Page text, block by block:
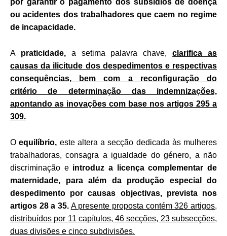
por garantir o pagamento dos subsídios de doença
ou acidentes dos trabalhadores que caem no regime
de incapacidade.
A praticidade, a setima palavra chave,clarifica as
causas da ilicitude dos despedimentos e respectivas
consequências, bem com a reconfiguração do
critério de determinação das indemnizações,
apontando as inovações com base nos artigos 295 a
309.
Oequilíbrio, este altera a secção dedicada às mulheres
trabalhadoras, consagra a igualdade do género, a não
discriminação e introduz a licença complementar de
maternidade, para além da produção especial do
despedimento por causas objectivas, prevista nos
artigos 28 a 35. A presente proposta contém 326 artigos,
distribuídos por 11 capítulos, 46 secções, 23 subsecções,
duas divisões e cinco subdivisões.